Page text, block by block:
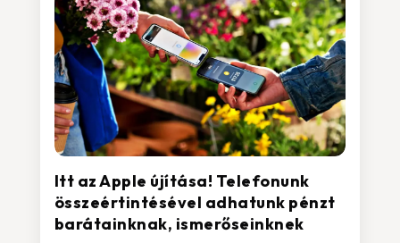
Itt az Apple újítása! Telefonunk
összeértintésével adhatunk pénzt
barátainknak, ismerőseinknek